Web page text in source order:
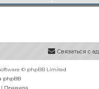
е
т
т
Связаться с
© phpBB Limited
phpBB